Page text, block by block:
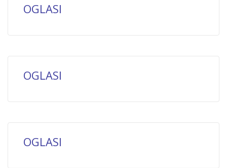
OGLASI
OGLASI
OGLASI